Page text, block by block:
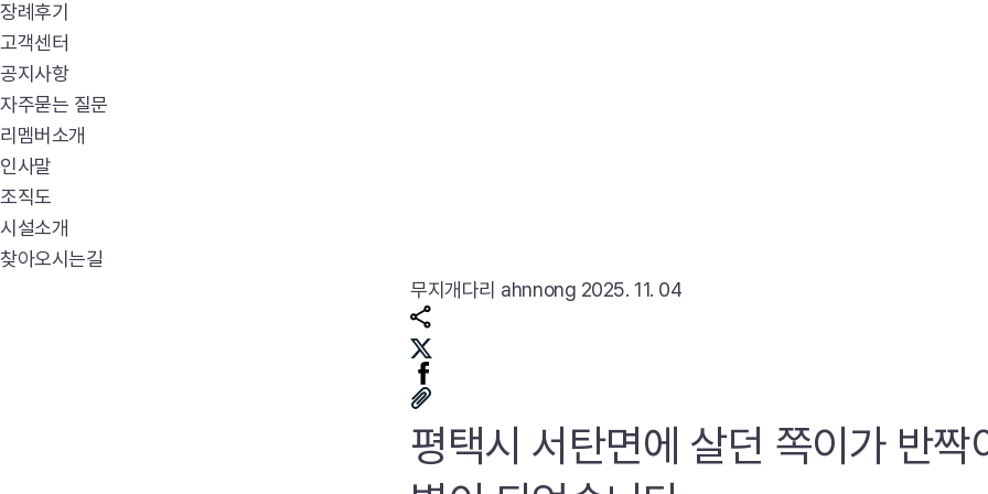
장례후기
고객센터
공지사항
자주묻는 질문
리멤버소개
인사말
조직도
시설소개
찾아오시는길
무지개다리 ahnnong 2025. 11. 04
평택시 서탄면에 살던 쪽이가 반짝